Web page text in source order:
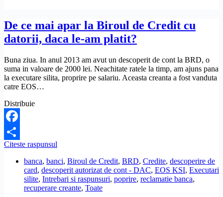
am
ajuns
la
de
lei
de
plata!
De ce mai apar la Biroul de Credit cu
datorii, daca le-am platit?
Buna ziua. In anul 2013 am avut un descoperit de cont la BRD, o
suma in valoare de 2000 lei. Neachitate ratele la timp, am ajuns pana
la executare silita, proprire pe salariu. Aceasta creanta a fost vanduta
catre EOS…
Distribuie
Facebook
Share
Citeste raspunsul
mai
apar
la
Biroul
banca, banci, Biroul de Credit, BRD, Credite, descoperire de
card, descoperit autorizat de cont - DAC, EOS KSI, Executari
silite, Intrebari si raspunsuri, poprire, reclamatie banca,
recuperare creante, Toate